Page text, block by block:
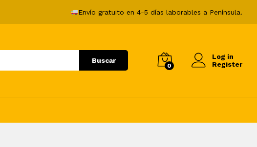
Envío gratuito en 4-5 días laborables a Península.
Buscar
0
Log in
Register
97,99€ Añadir al carrito